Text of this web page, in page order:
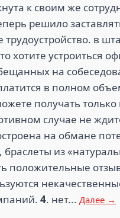
к своим же
решило
в
хотите устроиться
на
в полном
получать только
случае не
на обмане
из
положительные
4. нет... Далее →